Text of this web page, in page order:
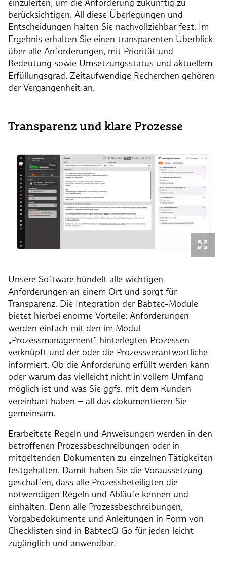
einzuleiten, um die Anforderung zukünftig zu
berücksichtigen. All diese Überlegungen und
Entscheidungen halten Sie nachvollziehbar fest. Im
Ergebnis erhalten Sie einen transparenten Überblick
über alle Anforderungen, mit Priorität und
Bedeutung sowie Umsetzungsstatus und aktuellem
Erfüllungsgrad. Zeitaufwendige Recherchen gehören
der Vergangenheit an.
Transparenz und klare Prozesse
Unsere Software bündelt alle wichtigen
Anforderungen an einem Ort und sorgt für
Transparenz. Die Integration der Babtec-Module
bietet hierbei enorme Vorteile: Anforderungen
werden einfach mit den im Modul
„Prozessmanagement“ hinterlegten Prozessen
verknüpft und der oder die Prozessverantwortliche
informiert. Ob die Anforderung erfüllt werden kann
oder warum das vielleicht nicht in vollem Umfang
möglich ist und was Sie ggfs. mit dem Kunden
vereinbart haben – all das dokumentieren Sie
gemeinsam.
Erarbeitete Regeln und Anweisungen werden in den
betroffenen Prozessbeschreibungen oder in
mitgeltenden Dokumenten zu einzelnen Tätigkeiten
festgehalten. Damit haben Sie die Voraussetzung
geschaffen, dass alle Prozessbeteiligten die
notwendigen Regeln und Abläufe kennen und
einhalten. Denn alle Prozessbeschreibungen,
Vorgabedokumente und Anleitungen in Form von
Checklisten sind in BabtecQ Go für jeden leicht
zugänglich und anwendbar.